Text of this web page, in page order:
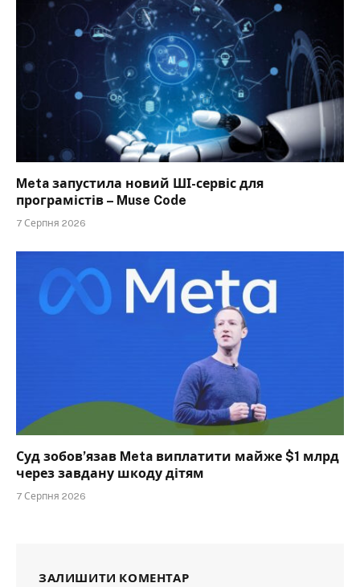
Meta запустила новий ШІ-сервіс для
програмістів – Muse Code
7 Серпня 2026
Суд зобов’язав Meta виплатити майже $1 млрд
через завдану шкоду дітям
7 Серпня 2026
ЗАЛИШИТИ КОМЕНТАР